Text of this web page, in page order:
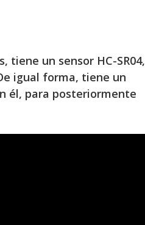
tiene un sensor HC-SR04,
igual forma, tiene un
él, para posteriormente